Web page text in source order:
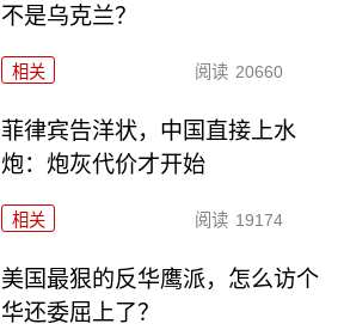
不是乌克兰？
相关 阅读 20660
菲律宾告洋状，中国直接上水
炮：炮灰代价才开始
相关 阅读 19174
美国最狠的反华鹰派，怎么访个
华还委屈上了？